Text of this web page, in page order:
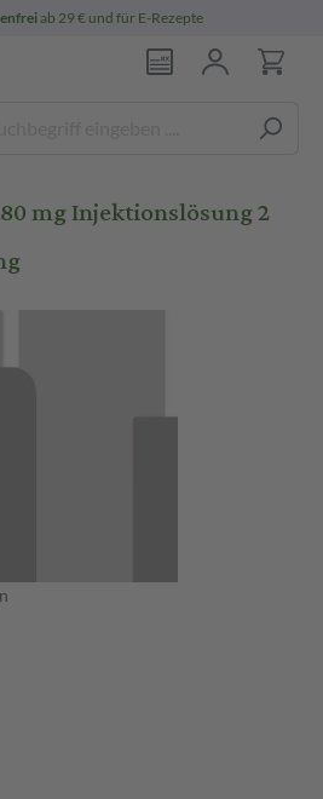
ab 29 € und für E-Rezepte
mg Injektionslösung 2